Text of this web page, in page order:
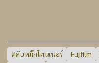
ตลับหมึกโทนเนอร์ Fujifilm